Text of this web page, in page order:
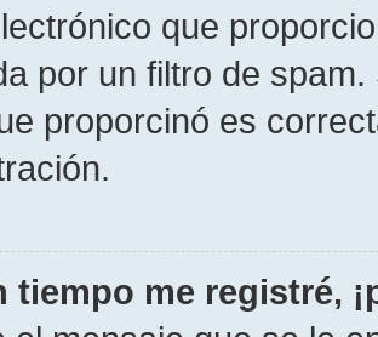
que
por un filtro de
proporcinó es
tiempo me registré,